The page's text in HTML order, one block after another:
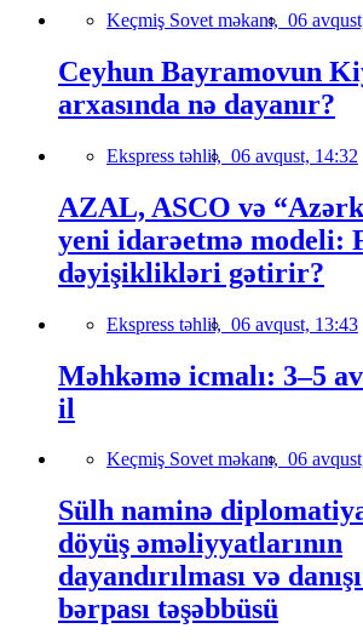
Keçmiş Sovet məkanı, 06
Ceyhun Bayramovun
arxasında nə dayanır?
Ekspress təhlil, 06 avqust, 14:32
AZAL, ASCO və
yeni idarəetmə modeli:
dəyişiklikləri gətirir?
Ekspress təhlil, 06 avqust, 13:43
Məhkəmə icmalı: 3–5
il
Keçmiş Sovet məkanı, 06
Sülh naminə
döyüş əməliyyatlarının
dayandırılması və
bərpası təşəbbüsü